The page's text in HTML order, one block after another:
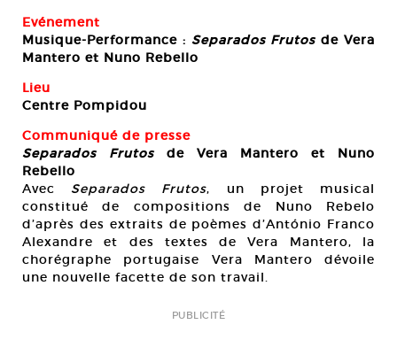
Evénement
Musique-Performance : Separados Frutos de Vera
Mantero et Nuno Rebello
Lieu
Centre Pompidou
Communiqué de presse
Separados Frutos de Vera Mantero et Nuno
Rebello
Avec Separados Frutos, un projet musical
constitué de compositions de Nuno Rebelo
d’après des extraits de poèmes d’António Franco
Alexandre et des textes de Vera Mantero, la
chorégraphe portugaise Vera Mantero dévoile
une nouvelle facette de son travail.
PUBLICITÉ